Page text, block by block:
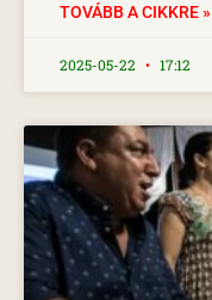
TOVÁBB A CIKKRE »
2025-05-22 17:12